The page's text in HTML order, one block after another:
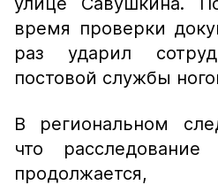
время проверки
раз ударил
постовой службы
В региональном
что расследование
продолжается,